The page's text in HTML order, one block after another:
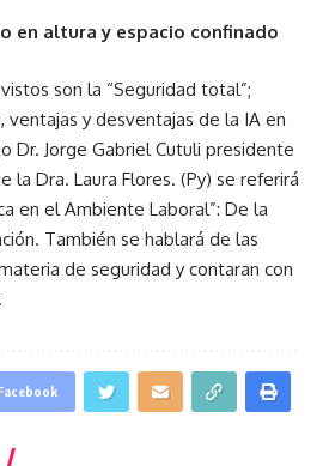
en altura y espacio confinado
son la “Seguridad total”;
y desventajas de la IA en
Dr. Jorge Gabriel Cutuli presidente
la Dra. Laura Flores. (Py) se referirá
en el Ambiente Laboral”: De la
También se hablará de las
de seguridad y contaran con